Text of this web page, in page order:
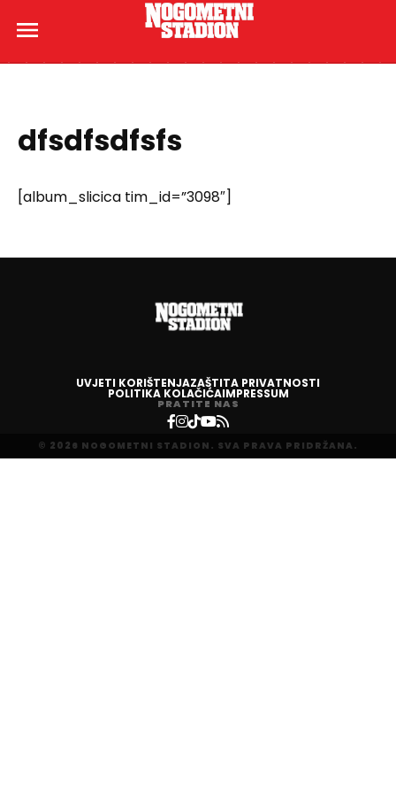
dfsdfsdfsfs
[album_slicica tim_id=”3098″]
UVJETI KORIŠTENJAZAŠTITA PRIVATNOSTI
POLITIKA KOLAČIĆAIMPRESSUM
PRATITE NAS
© 2026 NOGOMETNI STADION. SVA PRAVA PRIDRŽANA.